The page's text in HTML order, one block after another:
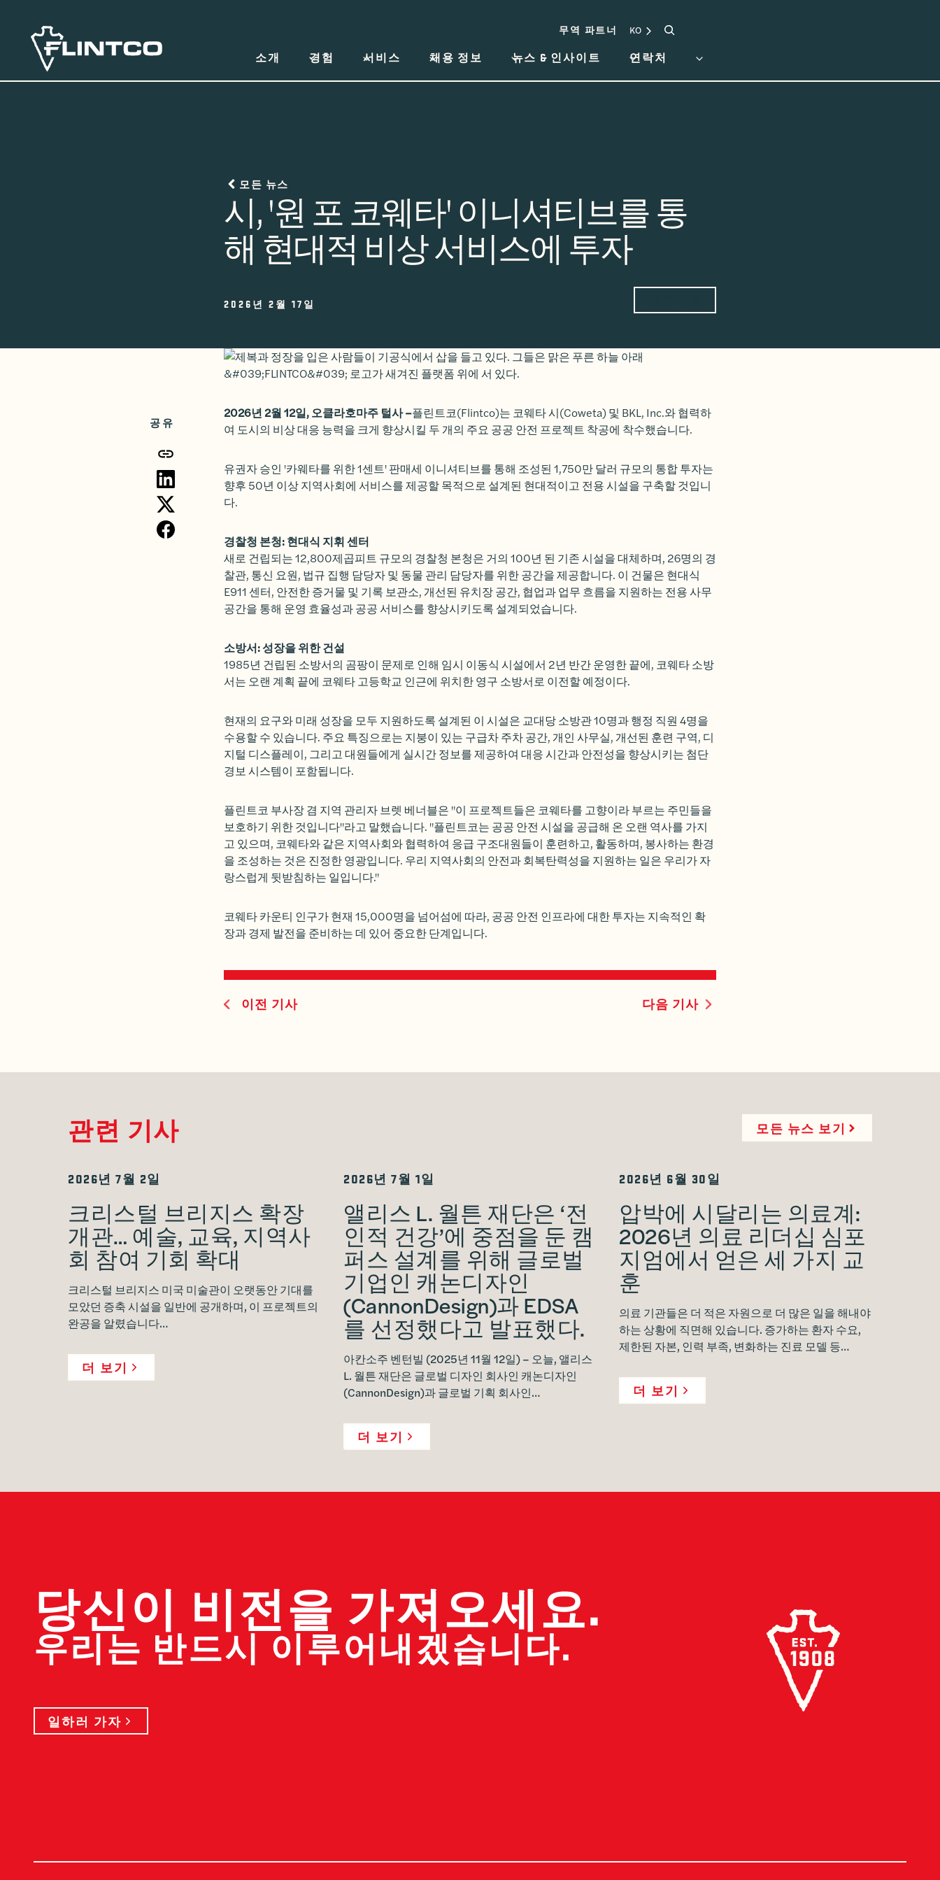
무역 파트너 KO검색
소개 경험 서비스 채용 정보 뉴스 & 인사이트 연락처
모든 뉴스
시, '원 포 코웨타' 이니셔티브를 통
해 현대적 비상 서비스에 투자
2026년 2월 17일
공유
2026년 2월 12일, 오클라호마주 털사 –플린트코(Flintco)는 코웨타 시(Coweta) 및 BKL, Inc.와 협력하
여 도시의 비상 대응 능력을 크게 향상시킬 두 개의 주요 공공 안전 프로젝트 착공에 착수했습니다.
유권자 승인 '카웨타를 위한 1센트' 판매세 이니셔티브를 통해 조성된 1,750만 달러 규모의 통합 투자는
향후 50년 이상 지역사회에 서비스를 제공할 목적으로 설계된 현대적이고 전용 시설을 구축할 것입니
다.
경찰청 본청: 현대식 지휘 센터
새로 건립되는 12,800제곱피트 규모의 경찰청 본청은 거의 100년 된 기존 시설을 대체하며, 26명의 경
찰관, 통신 요원, 법규 집행 담당자 및 동물 관리 담당자를 위한 공간을 제공합니다. 이 건물은 현대식
E911 센터, 안전한 증거물 및 기록 보관소, 개선된 유치장 공간, 협업과 업무 흐름을 지원하는 전용 사무
공간을 통해 운영 효율성과 공공 서비스를 향상시키도록 설계되었습니다.
소방서: 성장을 위한 건설
1985년 건립된 소방서의 곰팡이 문제로 인해 임시 이동식 시설에서 2년 반간 운영한 끝에, 코웨타 소방
서는 오랜 계획 끝에 코웨타 고등학교 인근에 위치한 영구 소방서로 이전할 예정이다.
현재의 요구와 미래 성장을 모두 지원하도록 설계된 이 시설은 교대당 소방관 10명과 행정 직원 4명을
수용할 수 있습니다. 주요 특징으로는 지붕이 있는 구급차 주차 공간, 개인 사무실, 개선된 훈련 구역, 디
지털 디스플레이, 그리고 대원들에게 실시간 정보를 제공하여 대응 시간과 안전성을 향상시키는 첨단
경보 시스템이 포함됩니다.
플린트코 부사장 겸 지역 관리자 브렛 베너블은 "이 프로젝트들은 코웨타를 고향이라 부르는 주민들을
보호하기 위한 것입니다"라고 말했습니다. "플린트코는 공공 안전 시설을 공급해 온 오랜 역사를 가지
고 있으며, 코웨타와 같은 지역사회와 협력하여 응급 구조대원들이 훈련하고, 활동하며, 봉사하는 환경
을 조성하는 것은 진정한 영광입니다. 우리 지역사회의 안전과 회복탄력성을 지원하는 일은 우리가 자
랑스럽게 뒷받침하는 일입니다."
코웨타 카운티 인구가 현재 15,000명을 넘어섬에 따라, 공공 안전 인프라에 대한 투자는 지속적인 확
장과 경제 발전을 준비하는 데 있어 중요한 단계입니다.
이전 기사 다음 기사
관련 기사 모든 뉴스 보기
2026년 7월 2일
크리스털 브리지스 확장
개관… 예술, 교육, 지역사
회 참여 기회 확대
크리스털 브리지스 미국 미술관이 오랫동안 기대를
모았던 증축 시설을 일반에 공개하며, 이 프로젝트의
완공을 알렸습니다…
더 보기
2026년 7월 1일
앨리스 L. 월튼 재단은 ‘전
인적 건강’에 중점을 둔 캠
퍼스 설계를 위해 글로벌
기업인 캐논디자인
(CannonDesign)과 EDSA
를 선정했다고 발표했다.
아칸소주 벤턴빌 (2025년 11월 12일) – 오늘, 앨리스
L. 월튼 재단은 글로벌 디자인 회사인 캐논디자인
(CannonDesign)과 글로벌 기획 회사인…
더 보기
2026년 6월 30일
압박에 시달리는 의료계:
2026년 의료 리더십 심포
지엄에서 얻은 세 가지 교
훈
의료 기관들은 더 적은 자원으로 더 많은 일을 해내야
하는 상황에 직면해 있습니다. 증가하는 환자 수요,
제한된 자본, 인력 부족, 변화하는 진료 모델 등…
더 보기
당신이 비전을 가져오세요.
우리는 반드시 이루어내겠습니다.
일하러 가자